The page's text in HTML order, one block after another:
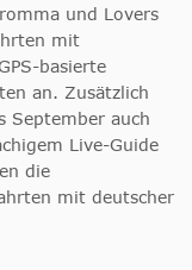
und Lovers
mit
basierte
an. Zusätzlich
September auch
Live-Guide
die
mit deutscher